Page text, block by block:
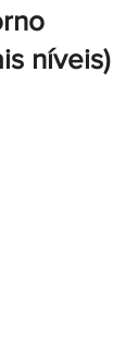
níveis)